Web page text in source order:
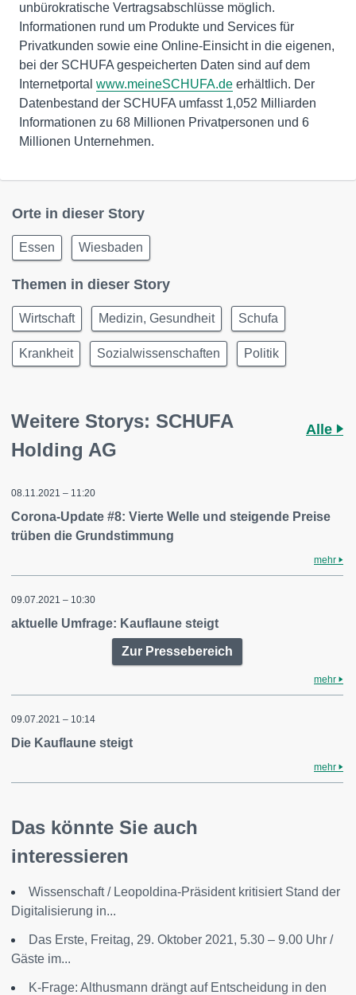
unbürokratische Vertragsabschlüsse möglich.
Informationen rund um Produkte und Services für
Privatkunden sowie eine Online-Einsicht in die eigenen,
bei der SCHUFA gespeicherten Daten sind auf dem
Internetportal www.meineSCHUFA.de erhältlich. Der
Datenbestand der SCHUFA umfasst 1,052 Milliarden
Informationen zu 68 Millionen Privatpersonen und 6
Millionen Unternehmen.
Orte in dieser Story
Essen Wiesbaden
Themen in dieser Story
Wirtschaft Medizin, Gesundheit Schufa
Krankheit Sozialwissenschaften Politik
Weitere Storys: SCHUFA
Holding AG
Alle
08.11.2021 – 11:20
Corona-Update #8: Vierte Welle und steigende Preise
trüben die Grundstimmung
mehr
09.07.2021 – 10:30
aktuelle Umfrage: Kauflaune steigt
Zur Pressebereich
mehr
09.07.2021 – 10:14
Die Kauflaune steigt
mehr
Das könnte Sie auch
interessieren
Wissenschaft / Leopoldina-Präsident kritisiert Stand der
Digitalisierung in...
Das Erste, Freitag, 29. Oktober 2021, 5.30 – 9.00 Uhr /
Gäste im...
K-Frage: Althusmann drängt auf Entscheidung in den